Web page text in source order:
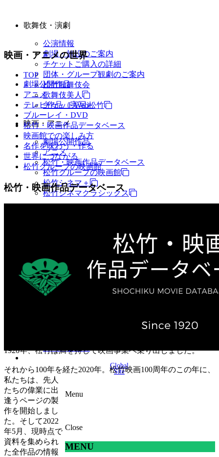
歌舞伎・演劇
公演情報
劇場・施設のご案内
チケットご購入の詳細
団体・グループ観劇のご案内
松竹歌舞伎会
歌舞伎美人
チケットWeb松竹
映画・アニメ
劇場公開作品
アニメ
松竹・映画作品データベース
松竹グループの映画館
松竹シネマ＋
松竹シネマクラシックス
松竹ストア（通販サイト）
ゲーム事業（English）
企業情報
会社案内
Global
Site
Menu
Close
MENU
映画・アニメの世界
TOP
劇場公開作品
アニメ
テレビ作品（実写）
ブルーレイ・DVD
松竹・映画作品データベース
映画館での楽しみ方
名作を味わう・作る
世界につながる
松竹グループの映画館
松竹・映画作品データベース
1920年、松竹は満を持して映画事業へ乗り出しました。
それから100年を経た2020年。松竹映画100周年のこの年に、
私たちは、先人
たちの偉業に出
逢うページの製
作を開始しまし
た。そして2022
年5月、現時点で
資料を集められ
た全作品の情報